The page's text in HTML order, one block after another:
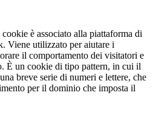
è associato alla piattaforma di
Viene utilizzato per aiutare i
il comportamento dei visitatori e
È un cookie di tipo pattern, in cui il
breve serie di numeri e lettere, che
per il dominio che imposta il